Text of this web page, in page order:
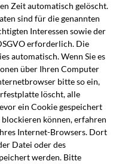
Zeit automatisch gelöscht.
sind für die genannten
Interessen sowie der
erforderlich. Die
automatisch. Wenn Sie es
über Ihren Computer
bitte so ein,
löscht, alle
ein Cookie gespeichert
können, erfahren
Internet-Browsers. Dort
Datei oder des
werden. Bitte